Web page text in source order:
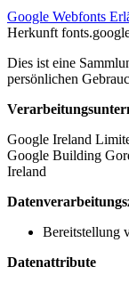
Google Webfonts
Herkunft
Dies ist eine
persönlichen
Google Ireland
Google Building
Ireland
Bereitstellung
Datenattribute